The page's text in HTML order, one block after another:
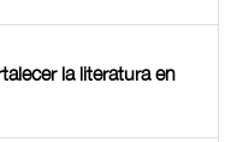
la literatura en